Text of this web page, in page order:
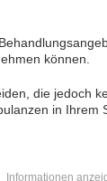
können.
die jedoch
in